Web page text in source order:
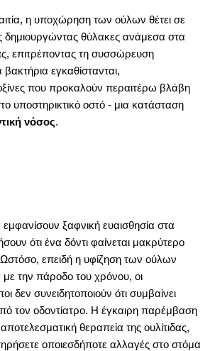
η υποχώρηση των ούλων θέτει σε
δημιουργώντας θύλακες ανάμεσα στα
επιτρέποντας τη συσσώρευση
εγκαθίστανται,
που προκαλούν περαιτέρω βλάβη
υποστηρικτικό οστό - μια κατάσταση
νόσος.
ξαφνική ευαισθησία στα
ότι ένα δόντι φαίνεται μακρύτερο
επειδή η υφίζηση των ούλων
με την πάροδο του χρόνου, οι
δεν συνειδητοποιούν ότι συμβαίνει
τον οδοντίατρο. Η έγκαιρη παρέμβαση
αποτελεσματική θεραπεία της ουλίτιδας,
οποιεσδήποτε αλλαγές στο στόμα